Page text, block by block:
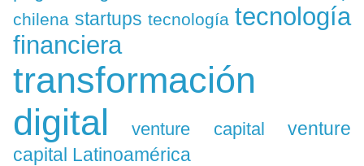
chilena startups tecnología tecnología
financiera
transformación
digital
venture capital
venture
capital Latinoamérica